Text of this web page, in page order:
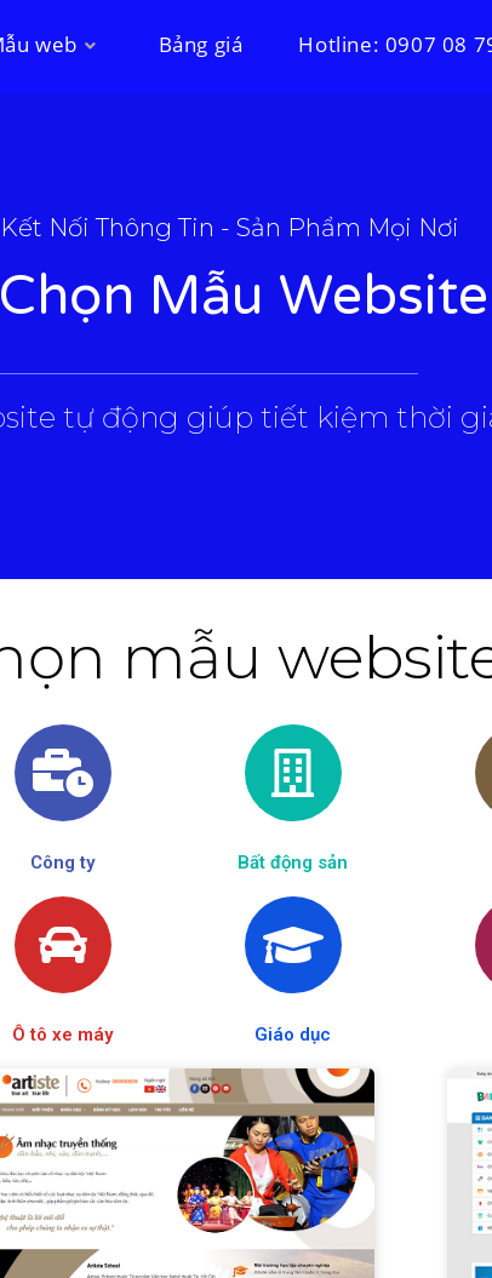
web Bảng giá Hotline: 0907 08
Nối Thông Tin - Sản Phẩm Mọi Nơi
Mẫu
tự động giúp tiết kiệm thời
mẫu
Công ty Bất động sản
Ô tô xe máy Giáo dục